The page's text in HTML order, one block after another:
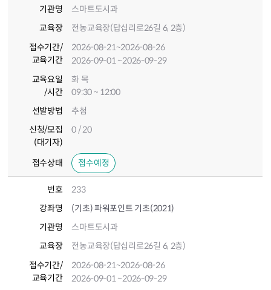
기관명
스마트도시과
교육장
전농교육장(답십리로26길 6, 2층)
접수기간/
교육기간
2026-08-21~2026-08-26
2026-09-01~2026-09-29
교육요일
/시간
화 목
09:30 ~ 12:00
선발방법
추첨
신청/모집
(대기자)
0 / 20
접수상태 접수예정
번호
233
강좌명
(기초) 파워포인트 기초(2021)
기관명
스마트도시과
교육장
전농교육장(답십리로26길 6, 2층)
접수기간/
교육기간
2026-08-21~2026-08-26
2026-09-01~2026-09-29